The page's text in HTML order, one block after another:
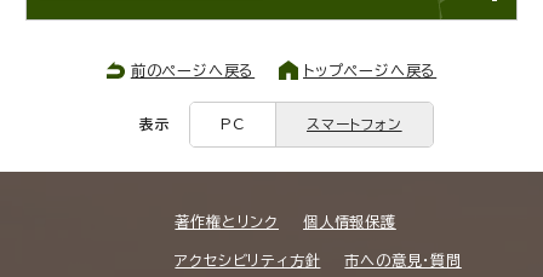
前のページへ戻る トップページへ戻る
表示 PC スマートフォン
著作権とリンク 個人情報保護
アクセシビリティ方針 市への意見・質問